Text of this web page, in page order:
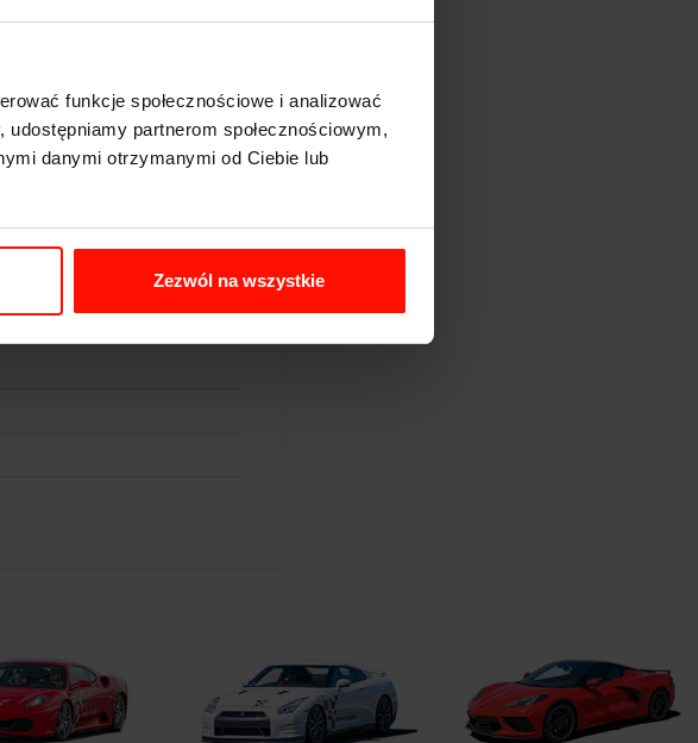
funkcje społecznościowe i analizować
partnerom społecznościowym,
danymi otrzymanymi od Ciebie lub
Zezwól na wszystkie